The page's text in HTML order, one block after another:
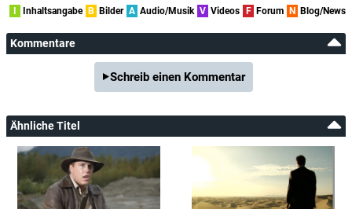
I Inhaltsangabe B Bilder A Audio/Musik V Videos F Forum N Blog/News
Kommentare
Schreib einen Kommentar
Ähnliche Titel